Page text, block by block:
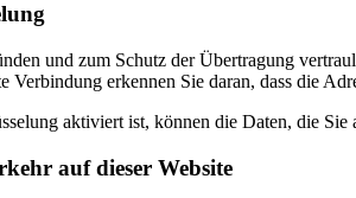
und zum Schutz der Übertragung
Verbindung erkennen Sie daran, dass die
aktiviert ist, können die Daten, die
auf dieser Website